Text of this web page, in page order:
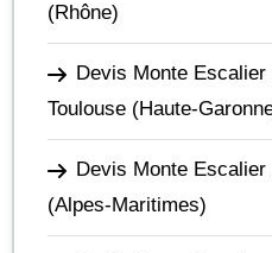
(Rhône)
Devis Monte
Toulouse (Haute-
Devis Monte
(Alpes-Maritimes)